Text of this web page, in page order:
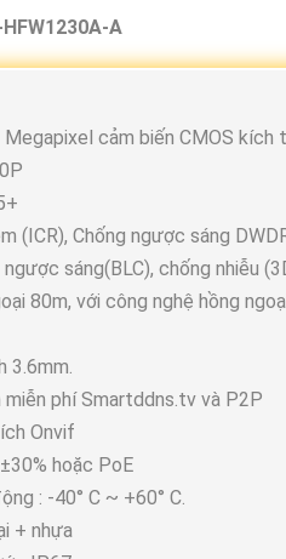
A
Megapixel cảm biến CMOS kích
(ICR), Chống ngược sáng
sáng(BLC), chống nhiễu
80m, với công nghệ hồng
3.6mm.
miễn phí Smartddns.tv và P2P
Onvif
hoặc PoE
: -40° C ~ +60° C.
+ nhựa